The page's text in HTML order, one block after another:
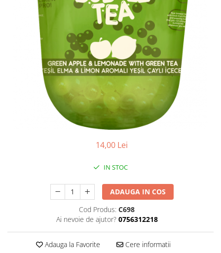
14,00 Lei
IN STOC
ADAUGA IN COS
Cod Produs: C698
Ai nevoie de ajutor? 0756312218
Adauga la Favorite Cere informatii